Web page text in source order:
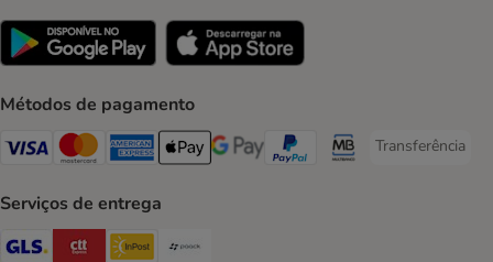
Métodos de pagamento
Visa Payment Method
Mastercard Payment Method
American Express Payment Method
Apple Pay Payment Method
Google Pay Payment Method
PayPal Payment Method
Multibanco Payment
Transferência
Transferência
Serviços de entrega
GLS Shipping Method
CTTExpress Shipping Method
InPost Shipping Method